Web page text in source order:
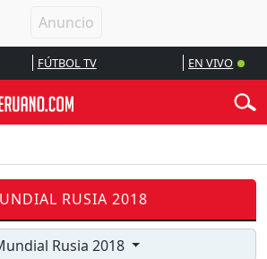
FÚTBOL TV EN VIVO
RUSIA 2018
Rusia 2018